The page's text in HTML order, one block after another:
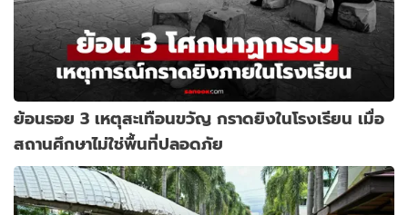
ย้อนรอย 3 เหตุสะเทือนขวัญ กราดยิงในโรงเรียน เมื่อ
สถานศึกษาไม่ใช่พื้นที่ปลอดภัย